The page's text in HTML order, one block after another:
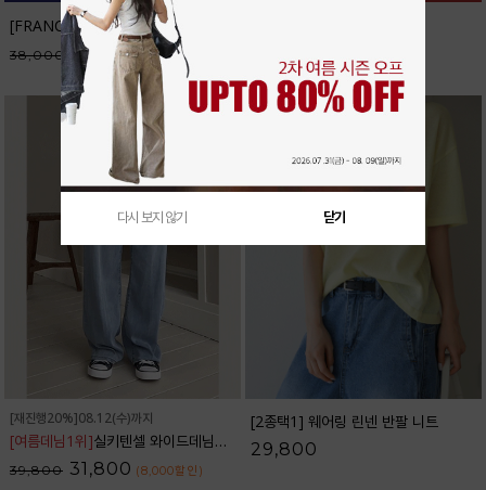
[FRANCAIS] 테너리프 반팔 니트_F6H298KN
38,000 32,300 (5,700할인
[재진행20%]08.12(수)까지
[여름데님1위]실키텐셀 와이드데님팬츠_32DP1832
39,800 31,800 (8,000할인 )
[2종택1] 웨어링 린넨 반팔 니트
29,800
다시 보지 않기 닫기